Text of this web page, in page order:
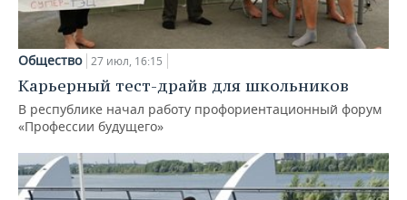
Общество 27 июл, 16:15
Карьерный тест-драйв для школьников
В республике начал работу профориентационный форум
«Профессии будущего»